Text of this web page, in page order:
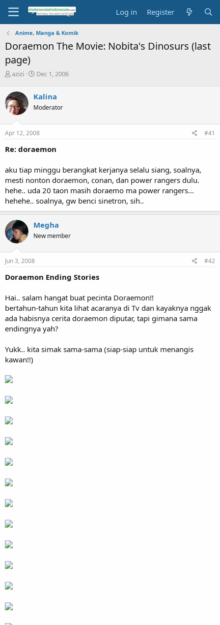
Log in Register
Anime, Manga & Komik
Doraemon The Movie: Nobita's Dinosurs (last
page)
T
r
e
a
d
s
t
r
e
r
azizi
S
r
t
a
t
Dec 1, 2006
Kalina
Moderator
Apr 12, 2008 #41
Re: doraemon
aku tiap minggu berangkat kerjanya selalu siang, soalnya,
mesti nonton doraemon, conan, dan power rangers dulu.
hehe.. uda 20 taon masih doraemo ma power rangers...
hehehe.. soalnya, gw benci sinetron, sih..
Megha
New member
Jun 3, 2008 #42
Doraemon Ending Stories
Hai.. salam hangat buat pecinta Doraemon!!
bertahun-tahun kita lihat acaranya di Tv dan kayaknya nggak
ada habisnya cerita doraemon diputar, tapi gimana sama
endingnya yah?
Yukk.. kita simak sama-sama (siap-siap untuk menangis
kawan!!)